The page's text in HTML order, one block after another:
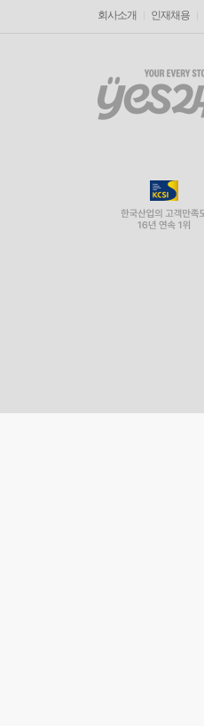
회사소개 인재채용